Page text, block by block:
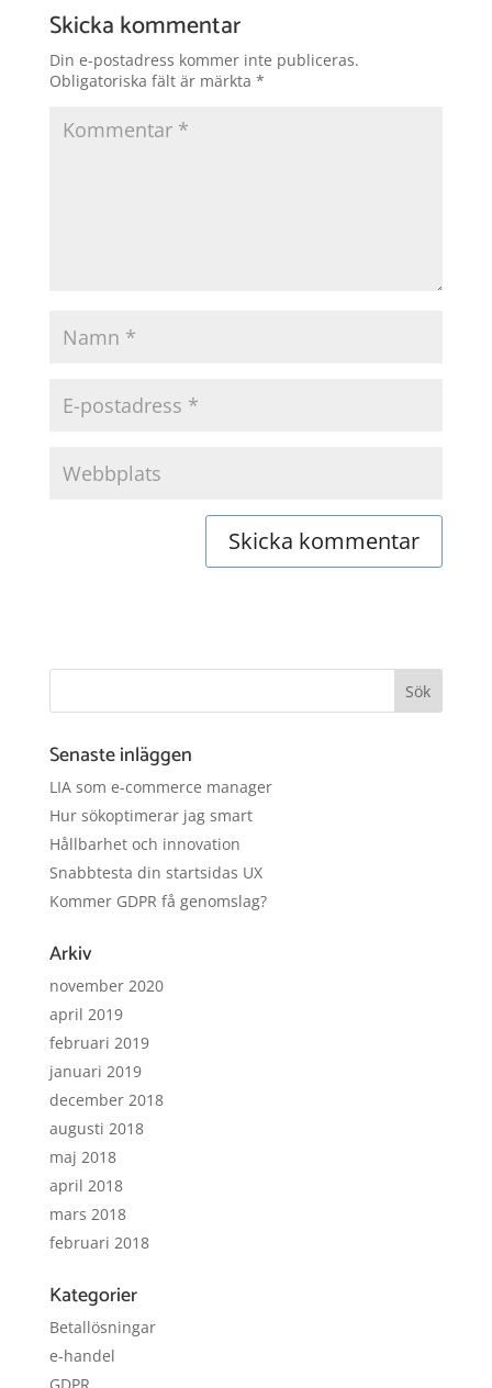
Skicka kommentar
Din e-postadress kommer inte publiceras.
Obligatoriska fält är märkta *
Senaste inläggen
LIA som e-commerce manager
Hur sökoptimerar jag smart
Hållbarhet och innovation
Snabbtesta din startsidas UX
Kommer GDPR få genomslag?
Arkiv
november 2020
april 2019
februari 2019
januari 2019
december 2018
augusti 2018
maj 2018
april 2018
mars 2018
februari 2018
Kategorier
Betallösningar
e-handel